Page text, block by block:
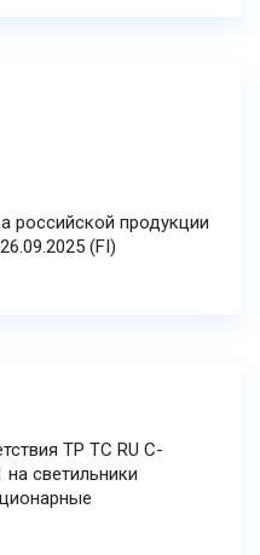
российской продукции
(FI)
ТР ТС RU C-
на светильники